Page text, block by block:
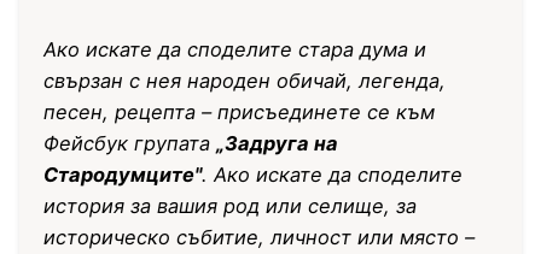
Ако искате да споделите стара дума и
свързан с нея народен обичай, легенда,
песен, рецепта – присъединете се към
Фейсбук групата „Задруга на
Стародумците". Ако искате да споделите
история за вашия род или селище, за
историческо събитие, личност или място –